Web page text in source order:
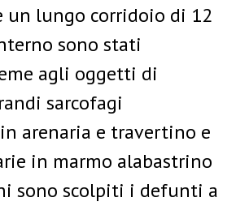
un lungo corridoio di 12
sono stati
agli oggetti di
sarcofagi
arenaria e travertino e
in marmo alabastrino
sono scolpiti i defunti a